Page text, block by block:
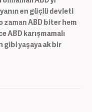
en güçlü devleti
ABD biter hem
ABD karışmamalı
gibi yaşaya ak bir